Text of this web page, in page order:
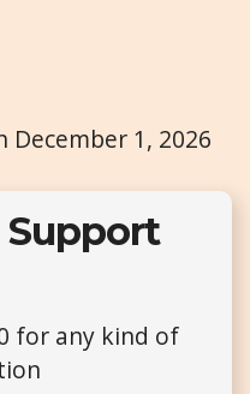
December 1, 2026
for any kind of